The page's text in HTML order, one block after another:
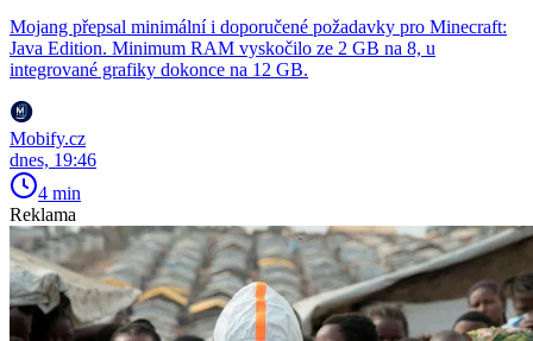
Mojang přepsal minimální i doporučené požadavky pro Minecraft:
Java Edition. Minimum RAM vyskočilo ze 2 GB na 8, u
integrované grafiky dokonce na 12 GB.
Mobify.cz
dnes, 19:46
4 min
Reklama